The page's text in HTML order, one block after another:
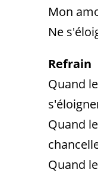
Mon
Ne
Refrain
Quand
Quand
Quand